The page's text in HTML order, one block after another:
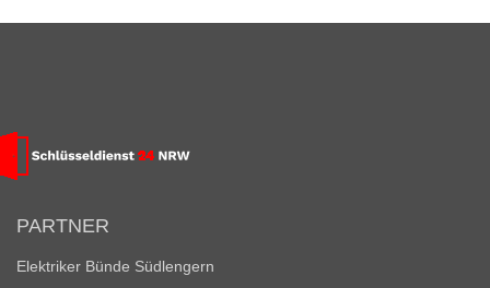
PARTNER
Elektriker Bünde Südlengern